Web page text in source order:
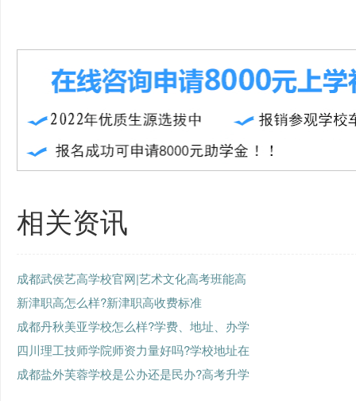
相关资讯
成都武侯艺高学校官网|艺术文化高考班能高
新津职高怎么样?新津职高收费标准
成都丹秋美亚学校怎么样?学费、地址、办学
四川理工技师学院师资力量好吗?学校地址在
成都盐外芙蓉学校是公办还是民办?高考升学